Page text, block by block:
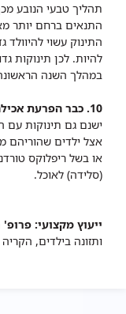
תהליך טבעי הנובע
התנאים ברחם יותר
התינוק עשוי להיוולד
להיות. לכן תינוקות
במהלך השנה
10. כבר הפרעת אכילה?
ישנם גם תינוקות
אצל ילדים שהוריהם
או בשל ריפלוקס
(סלידה) לאוכל.
ייעוץ מקצועי: פרופ'
ותזונה בילדים,